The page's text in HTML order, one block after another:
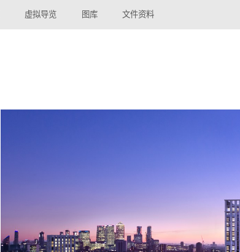
虚拟导览 图库 文件资料
展示房照片